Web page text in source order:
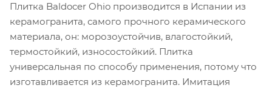
Плитка Baldocer Ohio производится в Испании из
керамогранита, самого прочного керамического
материала, он: морозоустойчив, влагостойкий,
термостойкий, износостойкий. Плитка
универсальная по способу применения, потому что
изготавливается из керамогранита. Имитация